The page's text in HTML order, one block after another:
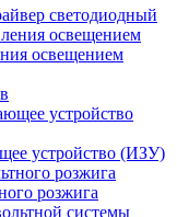
светодиодный
освещением
устройство (ИЗУ)
розжига